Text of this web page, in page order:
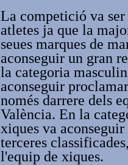
La competició va
atletes ja que la
seues marques de
aconseguir un gran
la categoria
aconseguir
només darrere dels
València. En la
xiques va
terceres
l'equip de xiques.